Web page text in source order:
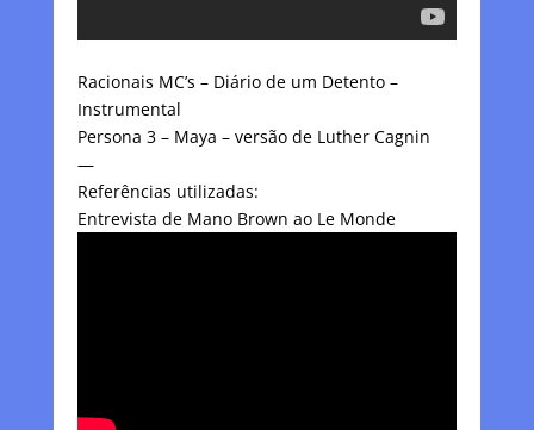
Racionais MC’s – Diário de um Detento –
Instrumental
Persona 3 – Maya – versão de Luther Cagnin
—
Referências utilizadas:
Entrevista de Mano Brown ao Le Monde